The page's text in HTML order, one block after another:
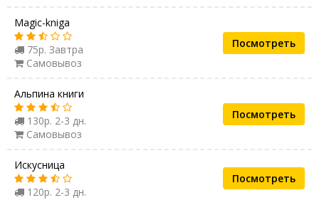
Magic-kniga
75р. Завтра
Самовывоз
Посмотреть
Альпина книги
130р. 2-3 дн.
Самовывоз
Посмотреть
Искусница
120р. 2-3 дн.
Посмотреть